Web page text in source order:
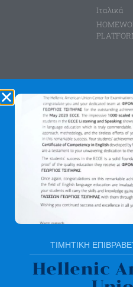
Ιταλικά
Καλέστε
210
για
Αγίας
Αργύρη
Πατήστε
ΤΙΜΗΤΙΚΗ
Hellenic